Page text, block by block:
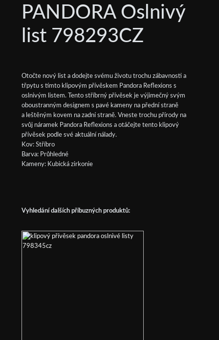
PANDORA Oslnivý
list 798293CZ
Otočte nový list a dodejte svému životu trochu zábavnosti a
třpytu s tímto klipovým přívěskem Pandora Reflexions s
oslnivým listem. Tento stříbrný přívěsek je výjimečný svým
oboustranným designem s pavé kameny na přední straně
a leštěným kovem na zadní straně. Vneste trochu přírody na
svůj náramek Pandora Reflexions a otáčejte tento klipový
přívěsek podle své aktuální nálady.
Kov: Stříbro
Barva: Průhledné
Kameny: Kubická zirkonie
Vyhledání dalších příbuzných produktů: